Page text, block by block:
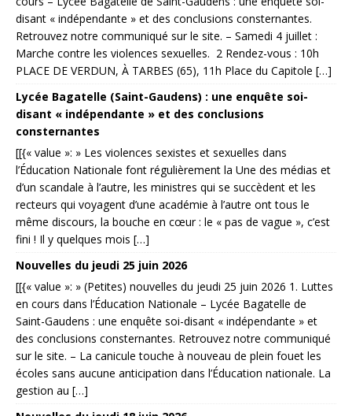
disant « indépendante » et des conclusions consternantes.
Retrouvez notre communiqué sur le site. – Samedi 4 juillet :
Marche contre les violences sexuelles. 2 Rendez-vous : 10h
PLACE DE VERDUN, À TARBES (65), 11h Place du Capitole […]
Lycée Bagatelle (Saint-Gaudens) : une enquête soi-
disant « indépendante » et des conclusions
consternantes
[[{« value »: » Les violences sexistes et sexuelles dans
l’Éducation Nationale font régulièrement la Une des médias et
d’un scandale à l’autre, les ministres qui se succèdent et les
recteurs qui voyagent d’une académie à l’autre ont tous le
même discours, la bouche en cœur : le « pas de vague », c’est
fini ! Il y quelques mois […]
Nouvelles du jeudi 25 juin 2026
[[{« value »: » (Petites) nouvelles du jeudi 25 juin 2026 1. Luttes
en cours dans l’Éducation Nationale – Lycée Bagatelle de
Saint-Gaudens : une enquête soi-disant « indépendante » et
des conclusions consternantes. Retrouvez notre communiqué
sur le site. – La canicule touche à nouveau de plein fouet les
écoles sans aucune anticipation dans l’Éducation nationale. La
gestion au […]